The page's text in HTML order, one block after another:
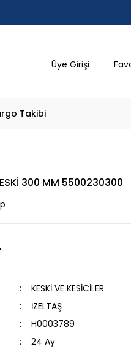
Üye Girişi
Takibi
300 MM 5500230300
KESKİ VE KESİCİLER
İZELTAŞ
H0003789
24 Ay